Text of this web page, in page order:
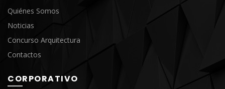
Quiénes Somos
Noticias
Concurso Arquitectura
Contactos
CORPORATIVO